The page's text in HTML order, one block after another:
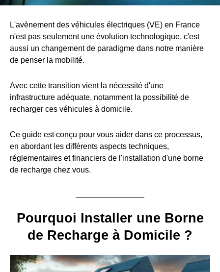
L'avènement des véhicules électriques (VE) en France
n'est pas seulement une évolution technologique, c'est
aussi un changement de paradigme dans notre manière
de penser la mobilité.
Avec cette transition vient la nécessité d'une
infrastructure adéquate, notamment la possibilité de
recharger ces véhicules à domicile.
Ce guide est conçu pour vous aider dans ce processus,
en abordant les différents aspects techniques,
réglementaires et financiers de l'installation d'une borne
de recharge chez vous.
Pourquoi Installer une Borne
de Recharge à Domicile ?